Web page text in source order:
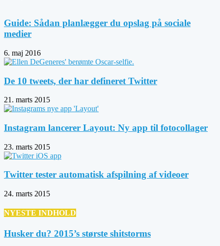
Guide: Sådan planlægger du opslag på sociale
medier
6. maj 2016
De 10 tweets, der har defineret Twitter
21. marts 2015
Instagram lancerer Layout: Ny app til fotocollager
23. marts 2015
Twitter tester automatisk afspilning af videoer
24. marts 2015
NYESTE INDHOLD
Husker du? 2015’s største shitstorms